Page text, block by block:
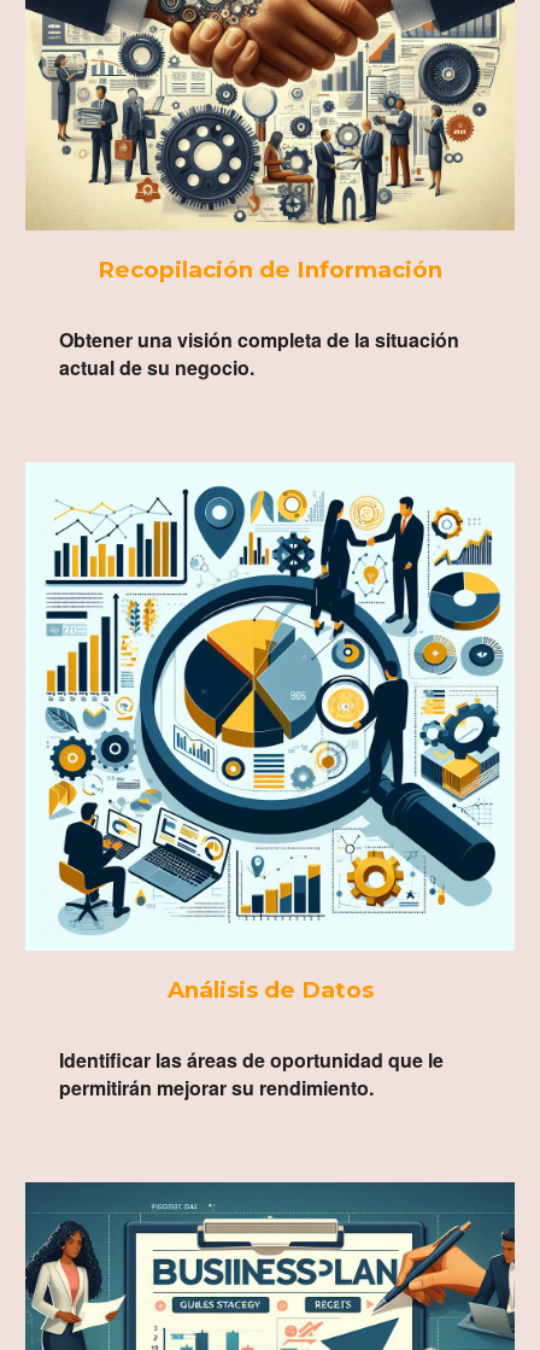
Recopilación de Información
Obtener una visión completa de la situación
actual de su negocio.
Análisis de Datos
Identificar las áreas de oportunidad que le
permitirán mejorar su rendimiento.